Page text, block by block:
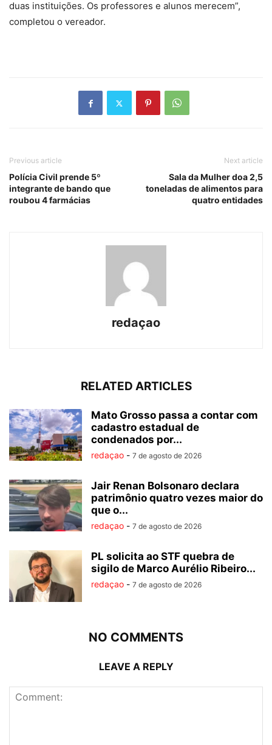
duas instituições. Os professores e alunos merecem”,
completou o vereador.
Previous article
Polícia Civil prende 5º
integrante de bando que
roubou 4 farmácias
Next article
Sala da Mulher doa 2,5
toneladas de alimentos para
quatro entidades
redaçao
RELATED ARTICLES
Mato Grosso passa a contar com
cadastro estadual de
condenados por...
redaçao - 7 de agosto de 2026
Jair Renan Bolsonaro declara
patrimônio quatro vezes maior do
que o...
redaçao - 7 de agosto de 2026
PL solicita ao STF quebra de
sigilo de Marco Aurélio Ribeiro...
redaçao - 7 de agosto de 2026
NO COMMENTS
LEAVE A REPLY